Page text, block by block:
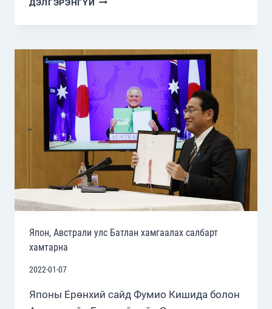
ДЭЛГЭРЭНГҮЙ
ХҮЧНИЙ
АЖИЛЛАГАА
ЭХЭЛЛЭЭ
Япон, Австрали улс Батлан хамгаалах салбарт
хамтарна
2022-01-07
Японы Ерөнхий сайд Фумио Кишида болон